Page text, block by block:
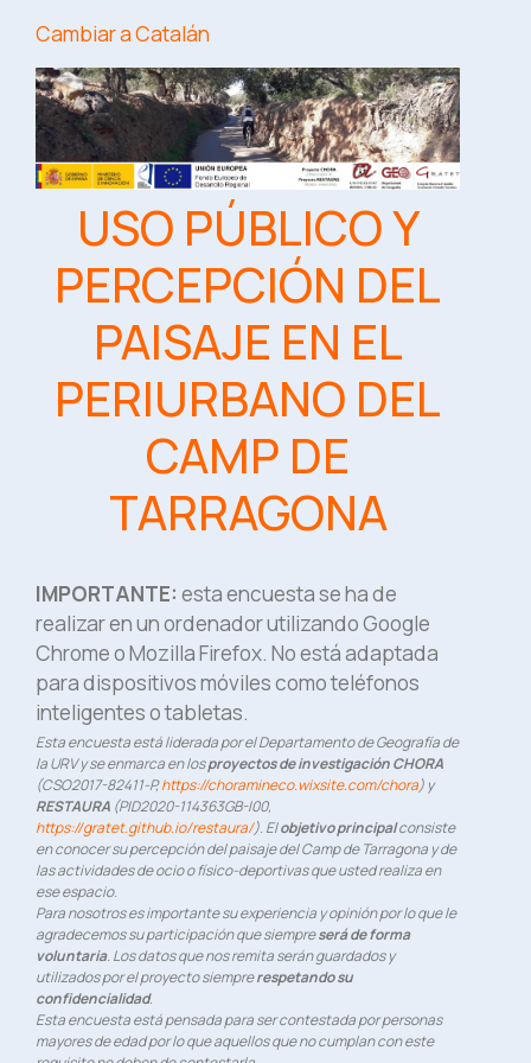
Cambiar a Catalán
USO PÚBLICO Y
PERCEPCIÓN DEL
PAISAJE EN EL
PERIURBANO DEL
CAMP DE
TARRAGONA
IMPORTANTE: esta encuesta se ha de
realizar en un ordenador utilizando Google
Chrome o Mozilla Firefox. No está adaptada
para dispositivos móviles como teléfonos
inteligentes o tabletas.
Esta encuesta está liderada por el Departamento de Geografía de
la URV y se enmarca en losproyectos de investigación CHORA
(CSO2017-82411-P,https://choramineco.wixsite.com/chora) y
RESTAURA (PID2020-114363GB-I00,
https://gratet.github.io/restaura/). Elobjetivo principalconsiste
en conocer su percepción del paisaje del Camp de Tarragona y de
las actividades de ocio o físico-deportivas que usted realiza en
ese espacio.
Para nosotros es importante su experiencia y opinión por lo que le
agradecemos su participación que siempreserá de forma
voluntaria. Los datos que nos remita serán guardados y
utilizados por el proyecto siemprerespetando su
confidencialidad.
Esta encuesta está pensada para ser contestada por personas
mayores de edad por lo que aquellos que no cumplan con este